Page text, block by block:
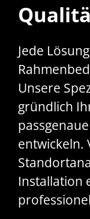
Jede
Unsere
gründlich
entwickeln.
Installation